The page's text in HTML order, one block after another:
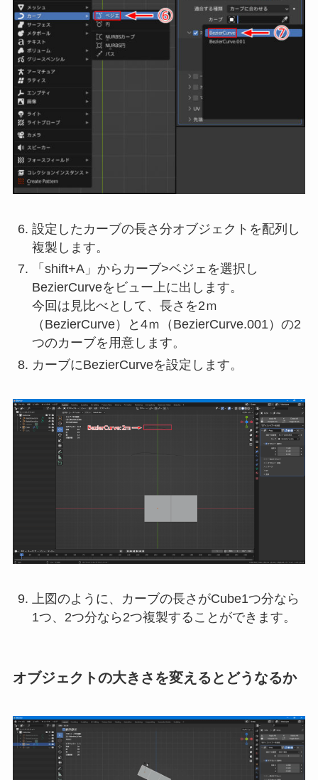
設定したカーブの長さ分オブジェクトを配列し
複製します。
「shift+A」からカーブ>ベジェを選択し
BezierCurveをビュー上に出します。
今回は見比べとして、長さを2ｍ
（BezierCurve）と4ｍ（BezierCurve.001）の2
つのカーブを用意します。
カーブにBezierCurveを設定します。
上図のように、カーブの長さがCube1つ分なら
1つ、2つ分なら2つ複製することができます。
オブジェクトの大きさを変えるとどうなるか